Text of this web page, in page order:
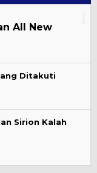
All New
Ditakuti
Sirion Kalah